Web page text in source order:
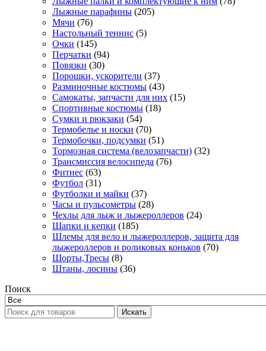
Лыжные парафины (205)
Мячи (76)
Настольный теннис (5)
Очки (145)
Перчатки (94)
Повязки (30)
Порошки, ускорители (37)
Разминочные костюмы (43)
Самокаты, запчасти для них (15)
Спортивные костюмы (18)
Сумки и рюкзаки (54)
Термобелье и носки (70)
Термобочки, подсумки (51)
Тормозная система (велозапчасти) (32)
Трансмиссия велосипеда (76)
Фитнес (63)
Футбол (31)
Футболки и майки (37)
Часы и пульсометры (28)
Чехлы для лыж и лыжероллеров (24)
Шапки и кепки (185)
Шлемы для вело и лыжероллеров, защита для
лыжероллеров и роликовых коньков (70)
Шорты,Тресы (8)
Штаны, лосины (36)
Поиск
Искать